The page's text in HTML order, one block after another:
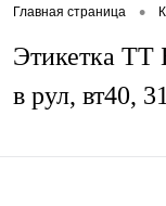
Главная страница •
Этикетка ТТ
в рул, вт40,